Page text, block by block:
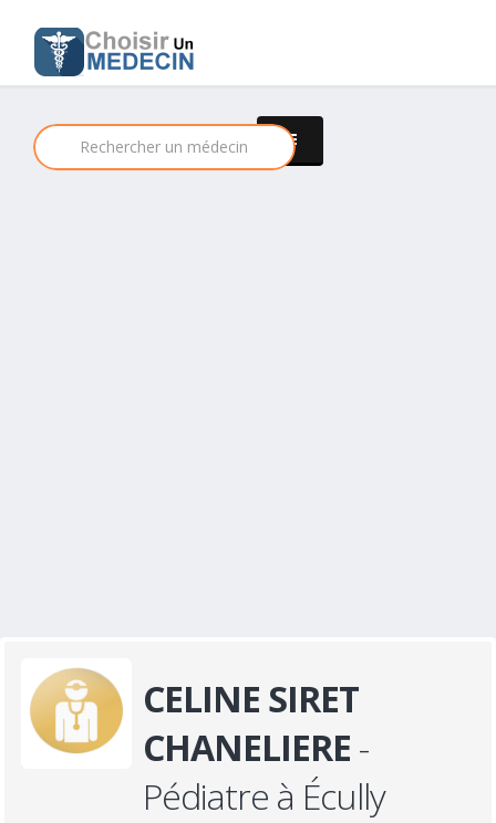
CELINE SIRET
CHANELIERE -
Pédiatre à Écully